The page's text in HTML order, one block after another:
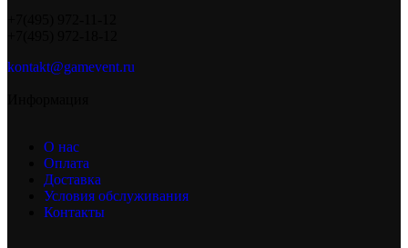
kontakt@gamevent.ru
О нас
Оплата
Доставка
Условия обслуживания
Контакты